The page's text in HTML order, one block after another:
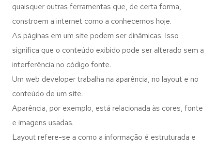
quaisquer outras ferramentas que, de certa forma,
constroem a internet como a conhecemos hoje.
As páginas em um site podem ser dinâmicas. Isso
significa que o conteúdo exibido pode ser alterado sem a
interferência no código fonte.
Um web developer trabalha na aparência, no layout e no
conteúdo de um site.
Aparência, por exemplo, está relacionada às cores, fonte
e imagens usadas.
Layout refere-se a como a informação é estruturada e